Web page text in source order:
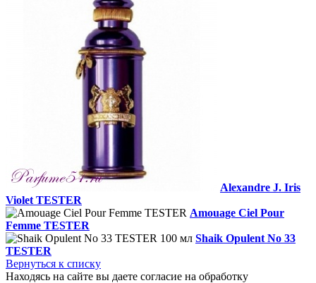
Alexandre J. Iris
Violet TESTER
Amouage Ciel Pour
Femme TESTER
Shaik Opulent No 33
TESTER
Вернуться к списку
Находясь на сайте вы даете согласие на обработку